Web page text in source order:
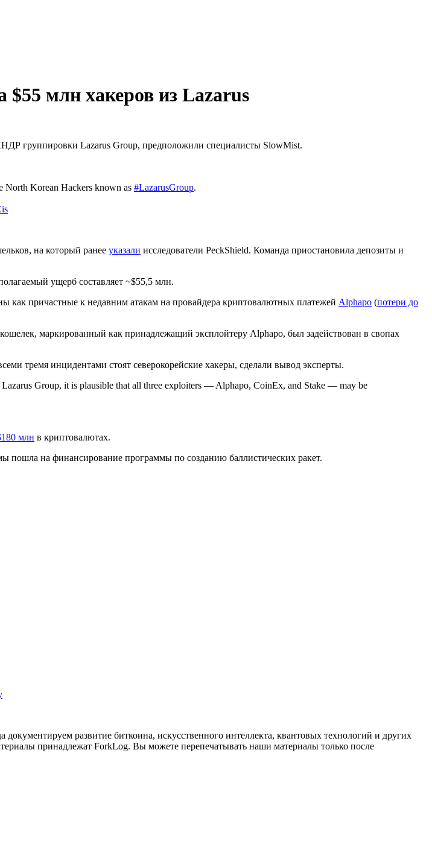
$55 млн хакеров из Lazarus
группировки Lazarus Group, предположили специалисты SlowMist.
North Korean Hackers known as #LazarusGroup.
на который ранее указали исследователи PeckShield. Команда приостановила депозиты и
ущерб составляет ~$55,5 млн.
как причастные к недавним атакам на провайдера криптовалютных платежей Alphapo (потери до
маркированный как принадлежащий эксплойтеру Alphapo, был задействован в свопах
тремя инцидентами стоят северокорейские хакеры, сделали вывод эксперты.
Group, it is plausible that all three exploiters — Alphapo, CoinEx, and Stake — may be
млн в криптовалютах.
пошла на финансирование программы по созданию баллистических ракет.
развитие биткоина, искусственного интеллекта, квантовых технологий и других
принадлежат ForkLog. Вы можете перепечатывать наши материалы только после